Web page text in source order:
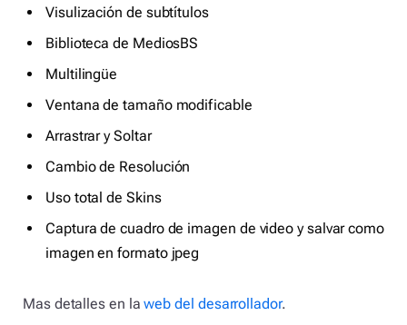
Visulización de subtítulos
Biblioteca de MediosBS
Multilingüe
Ventana de tamaño modificable
Arrastrar y Soltar
Cambio de Resolución
Uso total de Skins
Captura de cuadro de imagen de video y salvar como
imagen en formato jpeg
Mas detalles en laweb del desarrollador.